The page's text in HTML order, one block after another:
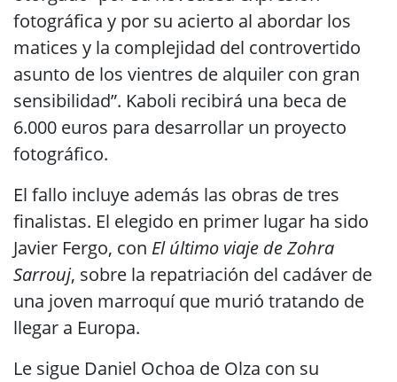
fotográfica y por su acierto al abordar los
matices y la complejidad del controvertido
asunto de los vientres de alquiler con gran
sensibilidad”. Kaboli recibirá una beca de
6.000 euros para desarrollar un proyecto
fotográfico.
El fallo incluye además las obras de tres
finalistas. El elegido en primer lugar ha sido
Javier Fergo, con El último viaje de Zohra
Sarrouj, sobre la repatriación del cadáver de
una joven marroquí que murió tratando de
llegar a Europa.
Le sigue Daniel Ochoa de Olza con su